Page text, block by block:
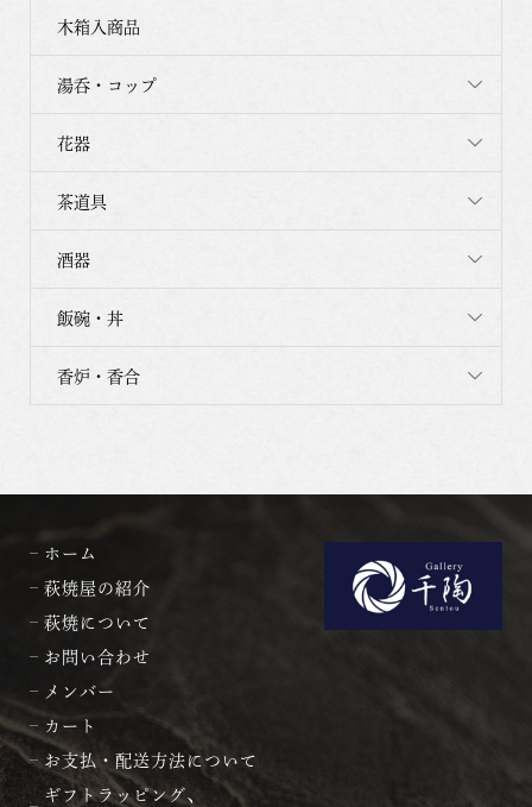
木箱入商品
湯呑・コップ
花器
茶道具
酒器
飯碗・丼
香炉・香合
ホーム
萩焼屋の紹介
萩焼について
お問い合わせ
メンバー
カート
お支払・配送方法について
ギフトラッピング、